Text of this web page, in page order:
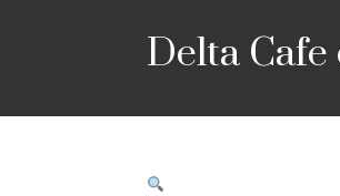
Delta Cafe